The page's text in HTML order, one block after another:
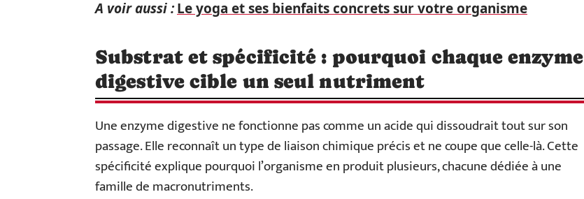
A voir aussi :Le yoga et ses bienfaits concrets sur votre organisme
Substrat et spécificité : pourquoi chaque enzyme
digestive cible un seul nutriment
Une enzyme digestive ne fonctionne pas comme un acide qui dissoudrait tout sur son
passage. Elle reconnaît un type de liaison chimique précis et ne coupe que celle-là. Cette
spécificité explique pourquoi l’organisme en produit plusieurs, chacune dédiée à une
famille de macronutriments.